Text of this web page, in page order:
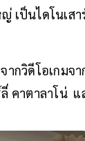
เป็นไดโนเส
กวิดีโอเกมจ
ลี่ คาตาลาโน่